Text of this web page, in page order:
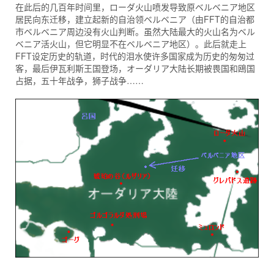
在此后的几百年时间里，ローダ火山喷发导致原ベルベニア地区
居民向东迁移，建立起新的自治领ベルベニア（由FFT的自治都
市ベルベニア周边没有火山判断。虽然大陆最大的火山名为ベル
ベニア活火山，但它明显不在ベルベニア地区）。此后就走上
FFT设定历史的轨道，时代的泪水使许多国家成为历史的匆匆过
客，最后伊瓦利斯王国登场，オーダリア大陆长期被畏国和鴎国
占据，五十年战争，狮子战争……